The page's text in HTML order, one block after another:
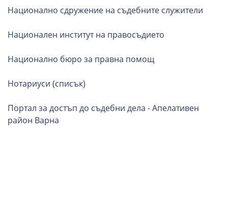
Национално сдружение на съдебните служители
Национален институт на правосъдието
Национално бюро за правна помощ
Нотариуси (списък)
Портал за достъп до съдебни дела - Апелативен
район Варна